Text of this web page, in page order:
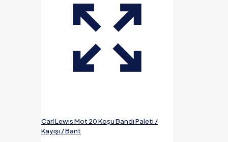
Carl Lewis Mot 20 Koşu Bandı Paleti /
Kayışı / Bant